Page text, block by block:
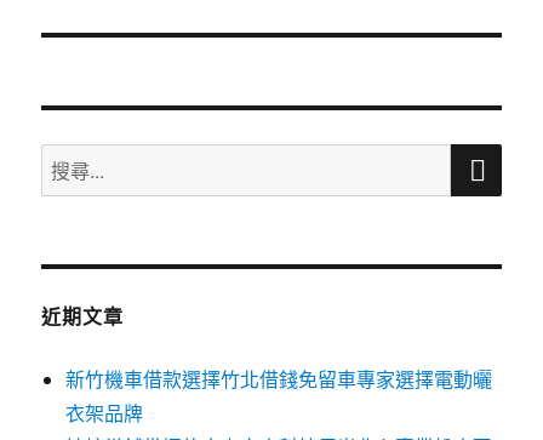
文
搜
尋
鍵
搜
近期文章
新竹機車借款選擇竹北借錢免留車專家選擇電動曬
衣架品牌